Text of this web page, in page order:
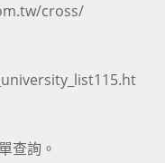
cross/
查詢。